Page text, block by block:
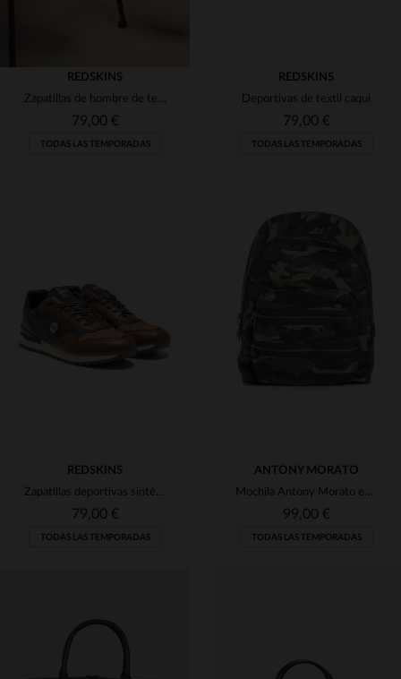
TALLAS DISPONIBLES
REDSKINS
Zapatillas de hombre de tejido en color camel, caqui y azul marino
79,00 €
TODAS LAS TEMPORADAS
REDSKINS
Deportivas de textil caqui
79,00 €
TODAS LAS TEMPORADAS
REDSKINS
Zapatillas deportivas sintéticas de color brandy para hombre
79,00 €
TODAS LAS TEMPORADAS
ANTONY MORATO
Mochila Antony Morato estampado camuflaje
99,00 €
TODAS LAS TEMPORADAS